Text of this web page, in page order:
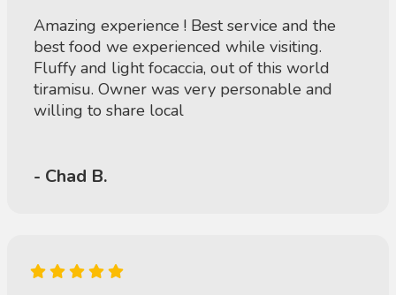
Amazing experience ! Best service and the
best food we experienced while visiting.
Fluffy and light focaccia, out of this world
tiramisu. Owner was very personable and
willing to share local
- Chad B.